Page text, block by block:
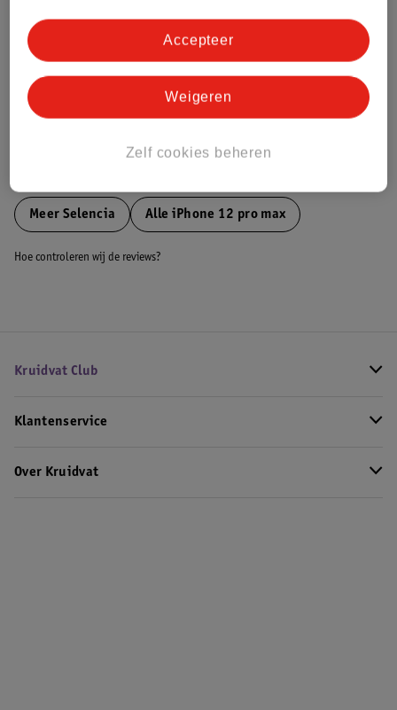
Impact Score.
Meer informatie
Bestel & Bezorginformatie
Meer Selencia Alle iPhone 12 pro max
Hoe controleren wij de reviews?
Kruidvat Club
Klantenservice
Over Kruidvat
Zelf cookies beheren
Weigeren
Accepteer